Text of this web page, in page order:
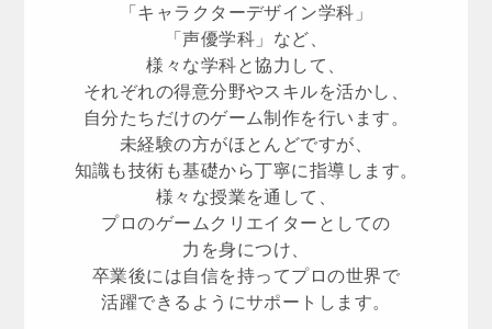
「キャラクターデザイン学科」
「声優学科」など、
様々な学科と協力して、
それぞれの得意分野やスキルを活かし、
自分たちだけのゲーム制作を行います。
未経験の方がほとんどですが、
知識も技術も基礎から丁寧に指導します。
様々な授業を通して、
プロのゲームクリエイターとしての
力を身につけ、
卒業後には自信を持ってプロの世界で
活躍できるようにサポートします。